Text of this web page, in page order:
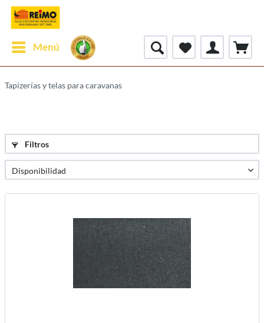
Menú
Tapizerías y telas para caravanas
Filtros